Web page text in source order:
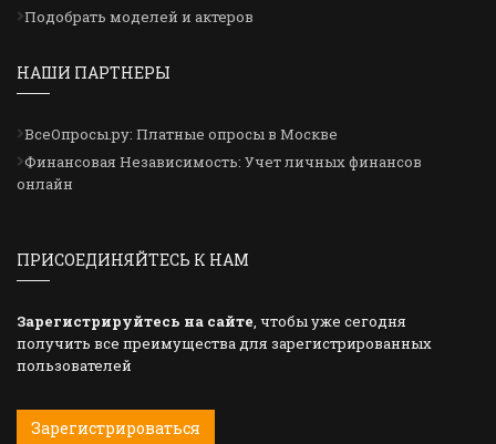
Подобрать моделей и актеров
НАШИ ПАРТНЕРЫ
ВсеОпросы.ру: Платные опросы в Москве
Финансовая Независимость: Учет личных финансов
онлайн
ПРИСОЕДИНЯЙТЕСЬ К НАМ
Зарегистрируйтесь на сайте , чтобы уже сегодня
получить все преимущества для зарегистрированных
пользователей
Зарегистрироваться